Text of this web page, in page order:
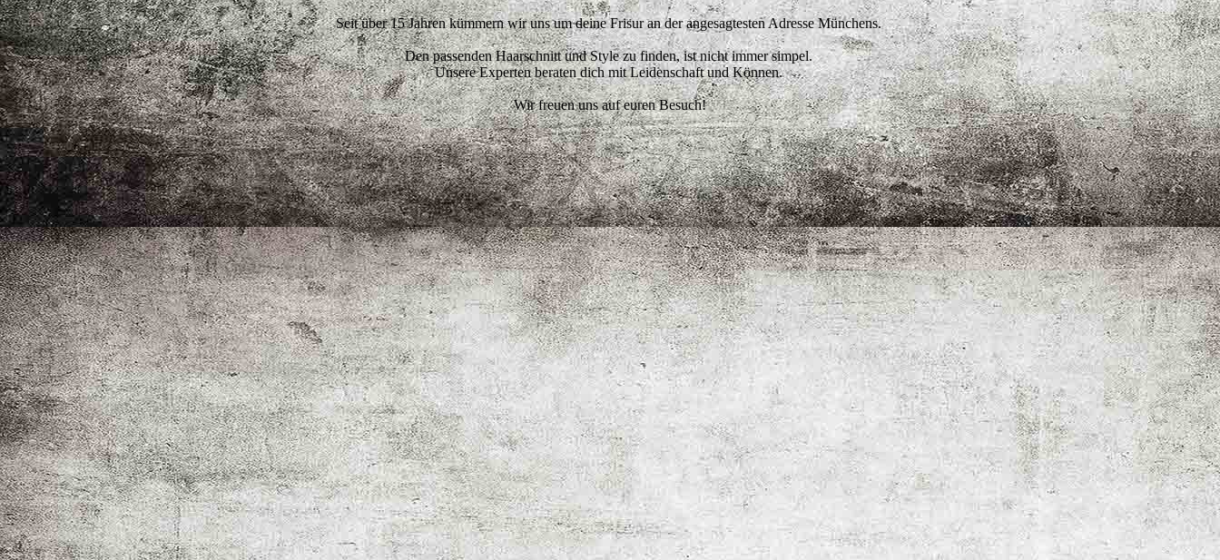
Seit über 15 Jahren kümmern wir uns um deine Frisur an der angesagtesten Adresse Münchens.
Den passenden Haarschnitt und Style zu finden, ist nicht immer simpel.
Unsere Experten beraten dich mit Leidenschaft und Können.
Wir freuen uns auf euren Besuch!